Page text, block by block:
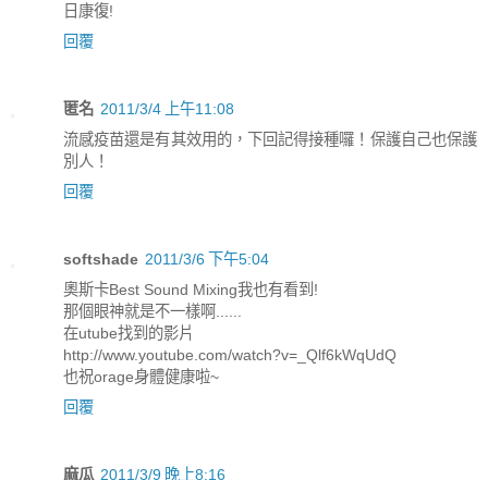
日康復!
回覆
匿名 2011/3/4 上午11:08
流感疫苗還是有其效用的，下回記得接種囉！保護自己也保護
別人！
回覆
softshade 2011/3/6 下午5:04
奧斯卡Best Sound Mixing我也有看到!
那個眼神就是不一樣啊......
在utube找到的影片
http://www.youtube.com/watch?v=_Qlf6kWqUdQ
也祝orage身體健康啦~
回覆
麻瓜 2011/3/9 晚上8:16